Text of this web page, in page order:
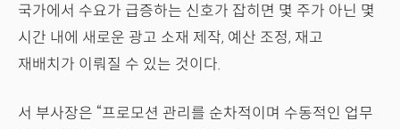
국가에서 수요가 급증하는 신호가 잡히면 몇 주가 아닌 몇
시간 내에 새로운 광고 소재 제작, 예산 조정, 재고
재배치가 이뤄질 수 있는 것이다.
서 부사장은 “프로모션 관리를 순차적이며 수동적인 업무